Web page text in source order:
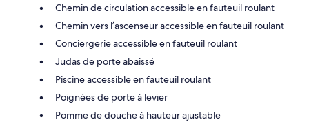
Chemin de circulation accessible en fauteuil roulant
Chemin vers l’ascenseur accessible en fauteuil roulant
Conciergerie accessible en fauteuil roulant
Judas de porte abaissé
Piscine accessible en fauteuil roulant
Poignées de porte à levier
Pomme de douche à hauteur ajustable